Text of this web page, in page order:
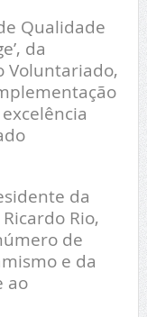
Qualidade
da
Voluntariado,
da
Rio,
de
e da
ao